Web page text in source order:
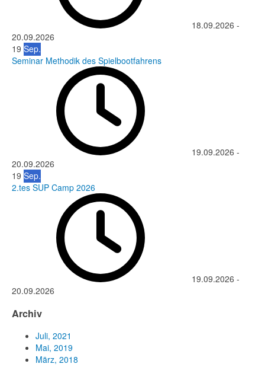
18.09.2026 -
20.09.2026
19 Sep.
Seminar Methodik des Spielbootfahrens
19.09.2026 -
20.09.2026
19 Sep.
2.tes SUP Camp 2026
19.09.2026 -
20.09.2026
Archiv
Juli, 2021
Mai, 2019
März, 2018